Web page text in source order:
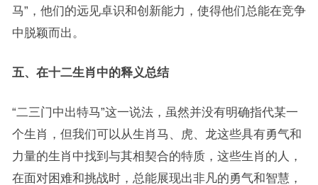
马”，他们的远见卓识和创新能力，使得他们总能在竞争
中脱颖而出。
五、在十二生肖中的释义总结
“二三门中出特马”这一说法，虽然并没有明确指代某一
个生肖，但我们可以从生肖马、虎、龙这些具有勇气和
力量的生肖中找到与其相契合的特质，这些生肖的人，
在面对困难和挑战时，总能展现出非凡的勇气和智慧，